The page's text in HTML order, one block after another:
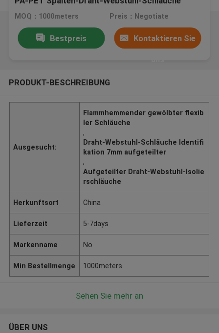
MOQ：1000meters Preis：Negotiate
Bestpreis Kontaktieren Sie
PRODUKT-BESCHREIBUNG
Ausgesucht:
Flammhemmender gewölbter flexib
ler Schläuche
,
Draht-Webstuhl-Schläuche Identifi
kation 7mm aufgeteilter
,
Aufgeteilter Draht-Webstuhl-Isolie
rschläuche
Herkunftsort China
Lieferzeit 5-7days
Markenname No
Min Bestellmenge 1000meters
Sehen Sie mehr an
ÜBER UNS